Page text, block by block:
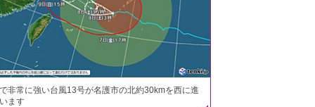
非常に強い台風13号が名護市の北約30kmを西に進
ます